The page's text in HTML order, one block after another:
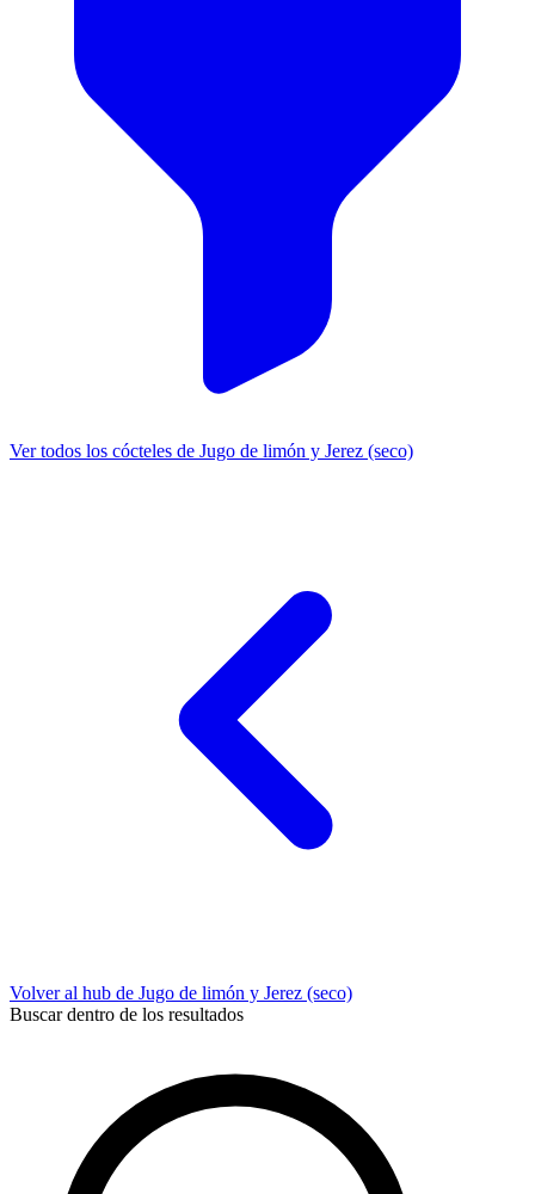
Ver todos los cócteles de Jugo de limón y Jerez (seco)
Volver al hub de Jugo de limón y Jerez (seco)
Buscar dentro de los resultados